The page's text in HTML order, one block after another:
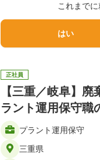
これまで
はい
正社員
【三重／岐阜】
ラント運⽤保守職
プラント運⽤保守
三重県